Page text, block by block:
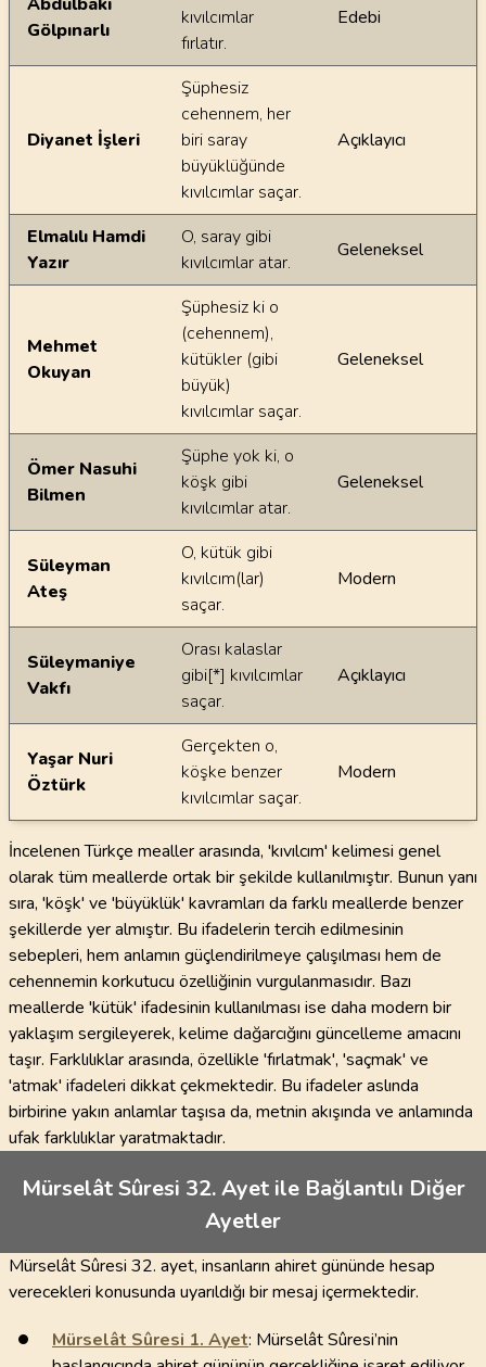
Gölpınarlı
kıvılcımlar
fırlatır.
Edebi
Diyanet İşleri
Şüphesiz
cehennem, her
biri saray
büyüklüğünde
kıvılcımlar saçar.
Açıklayıcı
Elmalılı Hamdi
Yazır
O, saray gibi
kıvılcımlar atar.
Geleneksel
Mehmet
Okuyan
Şüphesiz ki o
(cehennem),
kütükler (gibi
büyük)
kıvılcımlar saçar.
Geleneksel
Ömer Nasuhi
Bilmen
Şüphe yok ki, o
köşk gibi
kıvılcımlar atar.
Geleneksel
Süleyman
Ateş
O, kütük gibi
kıvılcım(lar)
saçar.
Modern
Süleymaniye
Vakfı
Orası kalaslar
gibi[*] kıvılcımlar
saçar.
Açıklayıcı
Yaşar Nuri
Öztürk
Gerçekten o,
köşke benzer
kıvılcımlar saçar.
Modern
İncelenen Türkçe mealler arasında, 'kıvılcım' kelimesi genel
olarak tüm meallerde ortak bir şekilde kullanılmıştır. Bunun yanı
sıra, 'köşk' ve 'büyüklük' kavramları da farklı meallerde benzer
şekillerde yer almıştır. Bu ifadelerin tercih edilmesinin
sebepleri, hem anlamın güçlendirilmeye çalışılması hem de
cehennemin korkutucu özelliğinin vurgulanmasıdır. Bazı
meallerde 'kütük' ifadesinin kullanılması ise daha modern bir
yaklaşım sergileyerek, kelime dağarcığını güncelleme amacını
taşır. Farklılıklar arasında, özellikle 'fırlatmak', 'saçmak' ve
'atmak' ifadeleri dikkat çekmektedir. Bu ifadeler aslında
birbirine yakın anlamlar taşısa da, metnin akışında ve anlamında
ufak farklılıklar yaratmaktadır.
Mürselât Sûresi 32. Ayet ile Bağlantılı Diğer
Ayetler
Mürselât Sûresi 32. ayet, insanların ahiret gününde hesap
verecekleri konusunda uyarıldığı bir mesaj içermektedir.
Mürselât Sûresi 1. Ayet: Mürselât Sûresi’nin